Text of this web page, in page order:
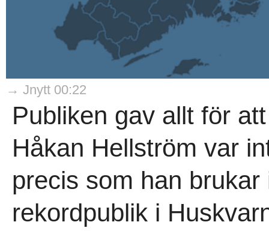
→ Jnytt 00:22
Publiken gav allt för
Håkan Hellström var
precis som han
rekordpublik i